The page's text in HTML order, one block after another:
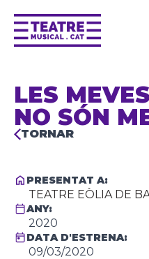
LES
NO SÓN
TORNAR
PRESENTAT A:
TEATRE EÒLIA DE
ANY:
2020
DATA D'ESTRENA:
09/03/2020